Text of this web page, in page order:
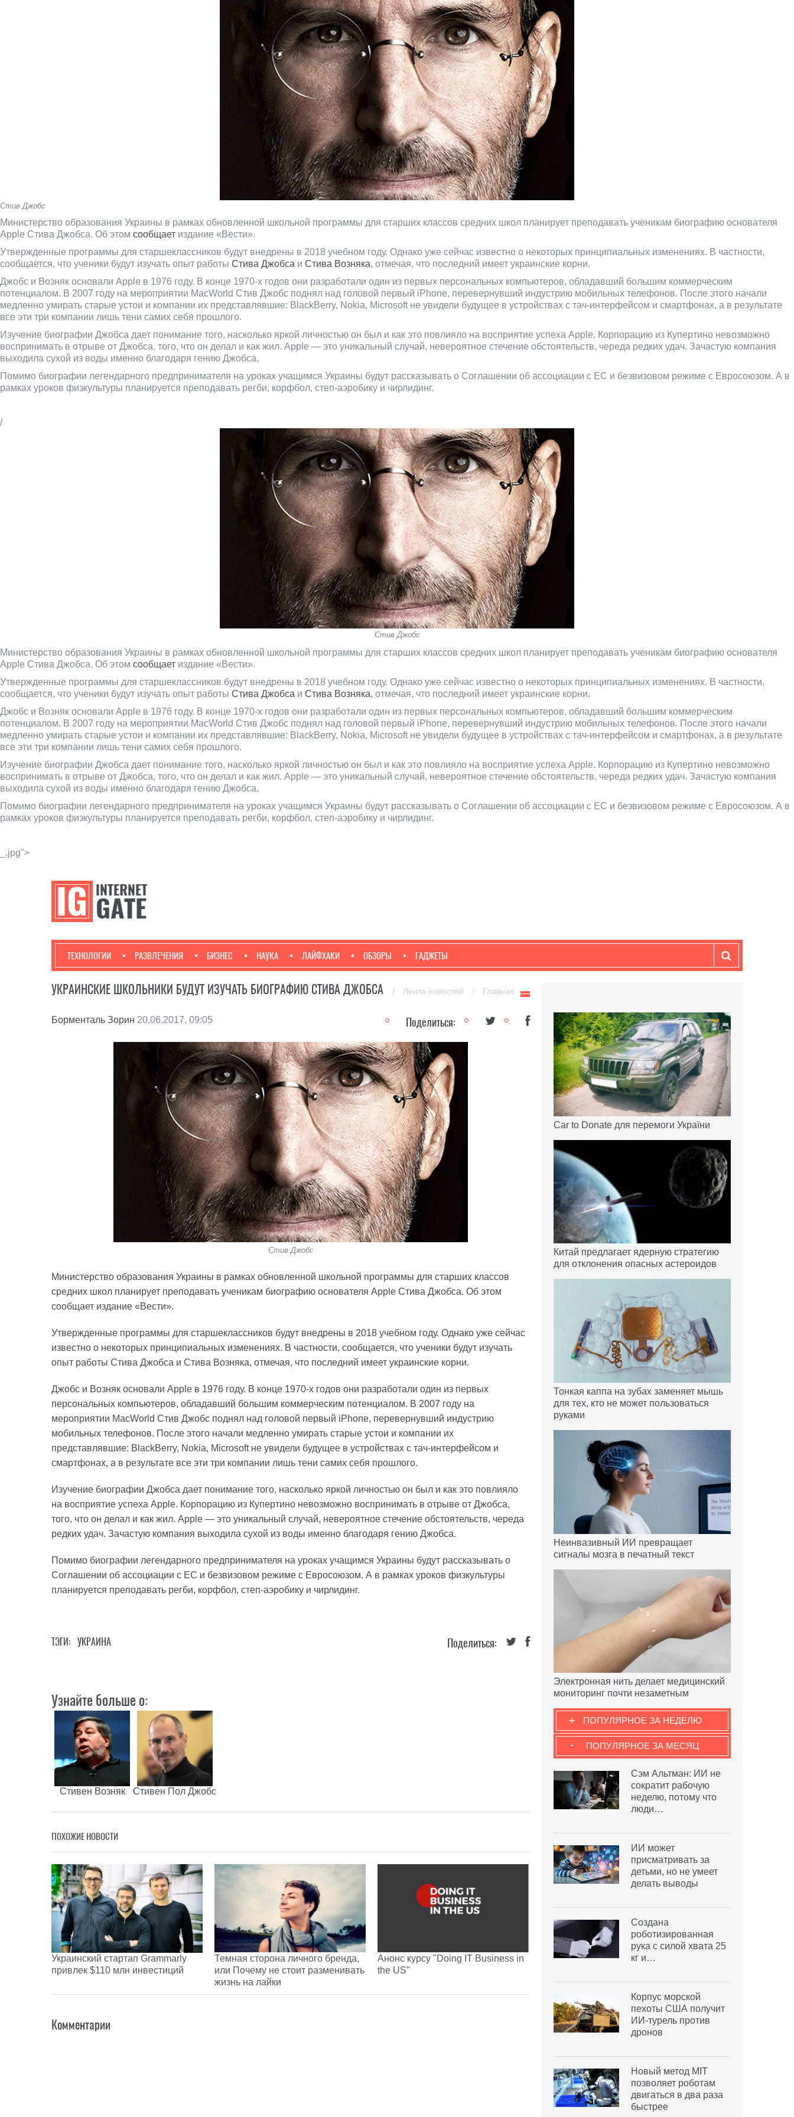
Стив Джобс
Министерство образования Украины в рамках обновленной школьной программы для старших классов средних школ планирует преподавать ученикам биографию основателя
Apple Стива Джобса. Об этом сообщает издание «Вести».
Утвержденные программы для старшеклассников будут внедрены в 2018 учебном году. Однако уже сейчас известно о некоторых принципиальных изменениях. В частности,
сообщается, что ученики будут изучать опыт работы Стива Джобса и Стива Возняка, отмечая, что последний имеет украинские корни.
Джобс и Возняк основали Apple в 1976 году. В конце 1970-х годов они разработали один из первых персональных компьютеров, обладавший большим коммерческим
потенциалом. В 2007 году на мероприятии MacWorld Стив Джобс поднял над головой первый iPhone, перевернувший индустрию мобильных телефонов. После этого начали
медленно умирать старые устои и компании их представлявшие: BlackBerry, Nokia, Microsoft не увидели будущее в устройствах с тач-интерфейсом и смартфонах, а в результате
все эти три компании лишь тени самих себя прошлого.
Изучение биографии Джобса дает понимание того, насколько яркой личностью он был и как это повлияло на восприятие успеха Apple. Корпорацию из Купертино невозможно
воспринимать в отрыве от Джобса, того, что он делал и как жил. Apple — это уникальный случай, невероятное стечение обстоятельств, череда редких удач. Зачастую компания
выходила сухой из воды именно благодаря гению Джобса.
Помимо биографии легендарного предпринимателя на уроках учащимся Украины будут рассказывать о Соглашении об ассоциации с ЕС и безвизовом режиме с Евросоюзом. А в
рамках уроков физкультуры планируется преподавать регби, корфбол, степ-аэробику и чирлидинг.
/
Стив Джобс
Министерство образования Украины в рамках обновленной школьной программы для старших классов средних школ планирует преподавать ученикам биографию основателя
Apple Стива Джобса. Об этом сообщает издание «Вести».
Утвержденные программы для старшеклассников будут внедрены в 2018 учебном году. Однако уже сейчас известно о некоторых принципиальных изменениях. В частности,
сообщается, что ученики будут изучать опыт работы Стива Джобса и Стива Возняка, отмечая, что последний имеет украинские корни.
Джобс и Возняк основали Apple в 1976 году. В конце 1970-х годов они разработали один из первых персональных компьютеров, обладавший большим коммерческим
потенциалом. В 2007 году на мероприятии MacWorld Стив Джобс поднял над головой первый iPhone, перевернувший индустрию мобильных телефонов. После этого начали
медленно умирать старые устои и компании их представлявшие: BlackBerry, Nokia, Microsoft не увидели будущее в устройствах с тач-интерфейсом и смартфонах, а в результате
все эти три компании лишь тени самих себя прошлого.
Изучение биографии Джобса дает понимание того, насколько яркой личностью он был и как это повлияло на восприятие успеха Apple. Корпорацию из Купертино невозможно
воспринимать в отрыве от Джобса, того, что он делал и как жил. Apple — это уникальный случай, невероятное стечение обстоятельств, череда редких удач. Зачастую компания
выходила сухой из воды именно благодаря гению Джобса.
Помимо биографии легендарного предпринимателя на уроках учащимся Украины будут рассказывать о Соглашении об ассоциации с ЕС и безвизовом режиме с Евросоюзом. А в
рамках уроков физкультуры планируется преподавать регби, корфбол, степ-аэробику и чирлидинг.
_.jpg">
ТЕХНОЛОГИИ РАЗВЛЕЧЕНИЯ БИЗНЕС НАУКА ЛАЙФХАКИ ОБЗОРЫ ГАДЖЕТЫ
УКРАИНСКИЕ ШКОЛЬНИКИ БУДУТ ИЗУЧАТЬ БИОГРАФИЮ СТИВА ДЖОБСА / Лента новостей / Главная
Борменталь Зорин 20.06.2017, 09:05 Поделиться:
Стив Джобс
Министерство образования Украины в рамках обновленной школьной программы для старших классов
средних школ планирует преподавать ученикам биографию основателя Apple Стива Джобса. Об этом
сообщает издание «Вести».
Утвержденные программы для старшеклассников будут внедрены в 2018 учебном году. Однако уже сейчас
известно о некоторых принципиальных изменениях. В частности, сообщается, что ученики будут изучать
опыт работы Стива Джобса и Стива Возняка, отмечая, что последний имеет украинские корни.
Джобс и Возняк основали Apple в 1976 году. В конце 1970-х годов они разработали один из первых
персональных компьютеров, обладавший большим коммерческим потенциалом. В 2007 году на
мероприятии MacWorld Стив Джобс поднял над головой первый iPhone, перевернувший индустрию
мобильных телефонов. После этого начали медленно умирать старые устои и компании их
представлявшие: BlackBerry, Nokia, Microsoft не увидели будущее в устройствах с тач-интерфейсом и
смартфонах, а в результате все эти три компании лишь тени самих себя прошлого.
Изучение биографии Джобса дает понимание того, насколько яркой личностью он был и как это повлияло
на восприятие успеха Apple. Корпорацию из Купертино невозможно воспринимать в отрыве от Джобса,
того, что он делал и как жил. Apple — это уникальный случай, невероятное стечение обстоятельств, череда
редких удач. Зачастую компания выходила сухой из воды именно благодаря гению Джобса.
Помимо биографии легендарного предпринимателя на уроках учащимся Украины будут рассказывать о
Соглашении об ассоциации с ЕС и безвизовом режиме с Евросоюзом. А в рамках уроков физкультуры
планируется преподавать регби, корфбол, степ-аэробику и чирлидинг.
Поделиться:
ТЭГИ: УКРАИНА
Узнайте больше о:
Стивен Возняк Стивен Пол Джобс
ПОХОЖИЕ НОВОСТИ
Украинский стартап Grammarly
привлек $110 млн инвестиций
Темная сторона личного бренда,
или Почему не стоит разменивать
жизнь на лайки
Анонс курсу "Doing IT Business in
the US"
Комментарии
Car to Donate для перемоги України
Китай предлагает ядерную стратегию
для отклонения опасных астероидов
Тонкая каппа на зубах заменяет мышь
для тех, кто не может пользоваться
руками
Неинвазивный ИИ превращает
сигналы мозга в печатный текст
Электронная нить делает медицинский
мониторинг почти незаметным
ПОПУЛЯРНОЕ ЗА НЕДЕЛЮ
+
ПОПУЛЯРНОЕ ЗА МЕСЯЦ
-
Сэм Альтман: ИИ не
сократит рабочую
неделю, потому что
люди…
ИИ может
присматривать за
детьми, но не умеет
делать выводы
Создана
роботизированная
рука с силой хвата 25
кг и…
Корпус морской
пехоты США получит
ИИ-турель против
дронов
Новый метод MIT
позволяет роботам
двигаться в два раза
быстрее